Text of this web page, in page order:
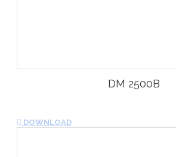
DM 2500B
DOWNLOAD